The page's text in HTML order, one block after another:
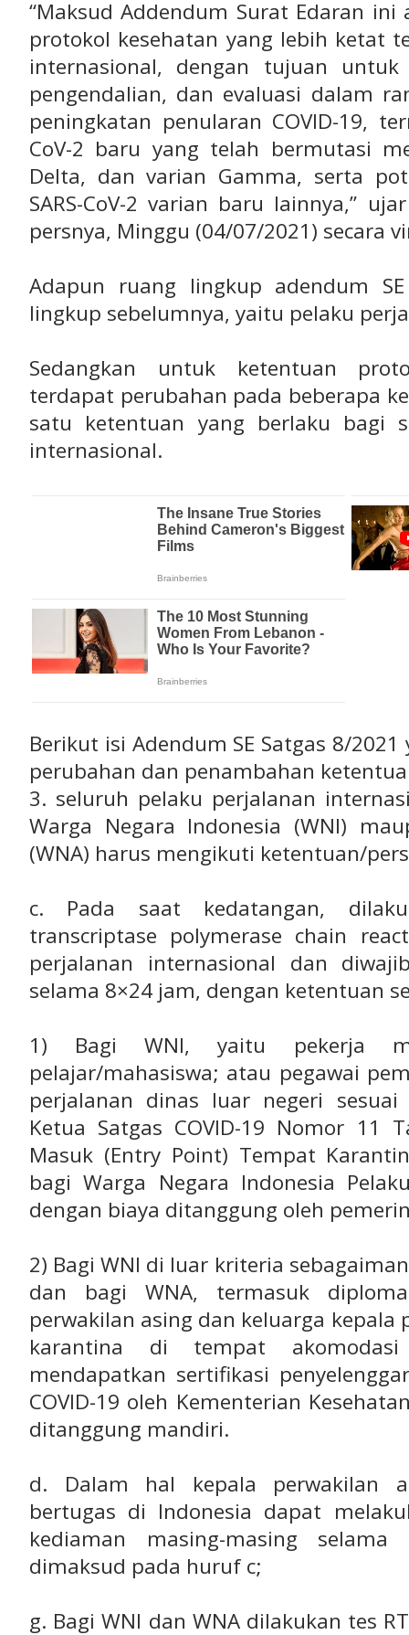
“Maksud Addendum Surat Edaran
protokol kesehatan yang lebih ketat
internasional, dengan tujuan untuk
pengendalian, dan evaluasi dalam
peningkatan penularan COVID-19,
CoV-2 baru yang telah bermutasi
Delta, dan varian Gamma, serta
SARS-CoV-2 varian baru lainnya,”
persnya, Minggu (04/07/2021) secara
Adapun ruang lingkup adendum
lingkup sebelumnya, yaitu pelaku
Sedangkan untuk ketentuan
terdapat perubahan pada beberapa
satu ketentuan yang berlaku bagi
internasional.
Berikut isi Adendum SE Satgas 8/
perubahan dan penambahan
3. seluruh pelaku perjalanan
Warga Negara Indonesia (WNI)
(WNA) harus mengikuti ketentuan/
c. Pada saat kedatangan,
transcriptase polymerase chain
perjalanan internasional dan
selama 8×24 jam, dengan ketentuan
1) Bagi WNI, yaitu pekerja
pelajar/mahasiswa; atau pegawai
perjalanan dinas luar negeri
Ketua Satgas COVID-19 Nomor 11
Masuk (Entry Point) Tempat
bagi Warga Negara Indonesia
dengan biaya ditanggung oleh
2) Bagi WNI di luar kriteria
dan bagi WNA, termasuk
perwakilan asing dan keluarga kepala
karantina di tempat
mendapatkan sertifikasi
COVID-19 oleh Kementerian
ditanggung mandiri.
d. Dalam hal kepala perwakilan
bertugas di Indonesia dapat
kediaman masing-masing
dimaksud pada huruf c;
g. Bagi WNI dan WNA dilakukan tes